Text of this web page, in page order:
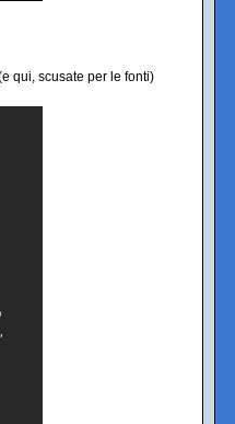
qui, scusate per le fonti)